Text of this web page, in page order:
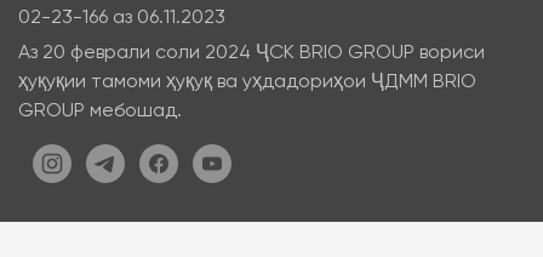
02-23-166 аз 06.11.2023
Аз 20 феврали соли 2024 ҶСК BRIO GROUP вориси
ҳуқуқии тамоми ҳуқуқ ва уҳдадориҳои ҶДММ BRIO
GROUP мебошад.